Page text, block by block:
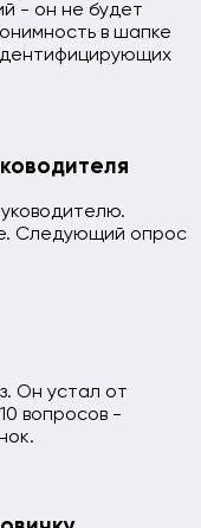
- он не будет
в шапке
Следующий опрос
Он устал от
вопросов -